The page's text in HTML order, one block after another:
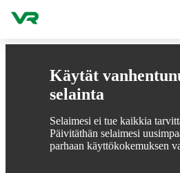
Käytät
selainta
Selaimesi ei tue kaikkia
Päivitäthän selaimesi
parhaan käyttökokemuksen
Hyppää sisältöön